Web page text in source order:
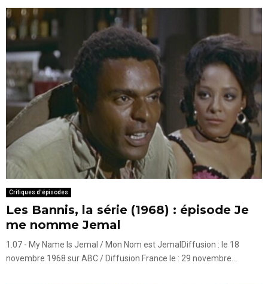
Critiques d'épisodes
Les Bannis, la série (1968) : épisode Je
me nomme Jemal
1.07 - My Name Is Jemal / Mon Nom est JemalDiffusion : le 18
novembre 1968 sur ABC / Diffusion France le : 29 novembre...